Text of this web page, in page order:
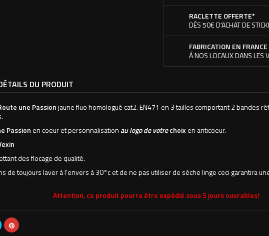
RACLETTE OFFERTE*
DÉS 50€ D'ACHAT DE
FABRICATION EN FRANCE
À NOS LOCAUX DANS LES
DU PRODUIT
une Passionjaune fluo homologué cat2. EN471 en 3 tailles comportant 2 bandes
Passion en coeur et personnalisation au logo de votrechoix en anticoeur.
des flocage de qualité.
de toujours laver à l'envers à 30°c et de ne pas utiliser de sèche linge ceci garantira
Attention, ce produit pourra être expédié sous 5 jours ouvrables!